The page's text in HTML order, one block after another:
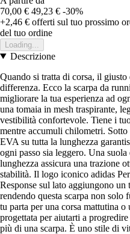
70,00 € 49,23 € -30%
+2,46 € offerti sul tuo prossimo
del tuo ordine
Loading...
Descrizione
Quando si tratta di corsa, il
differenza. Ecco la scarpa da
migliorare la tua esperienza ad
una tomaia in mesh traspirante,
vestibilità confortevole. Tiene i
mentre accumuli chilometri.
EVA su tutta la lunghezza
ogni passo sia leggero. Una
lunghezza assicura una trazione
stabilità. Il logo iconico adidas
Response sul lato aggiungono
rendendo questa scarpa non solo
tu parta per una corsa mattutina
progettata per aiutarti a
più di una scarpa. È uno stile di